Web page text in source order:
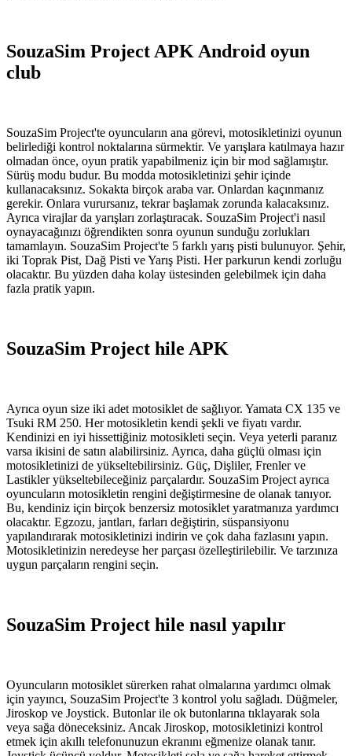
SouzaSim Project APK Android oyun
club
SouzaSim Project'te oyuncuların ana görevi, motosikletinizi oyunun
belirlediği kontrol noktalarına sürmektir. Ve yarışlara katılmaya hazır
olmadan önce, oyun pratik yapabilmeniz için bir mod sağlamıştır.
Sürüş modu budur. Bu modda motosikletinizi şehir içinde
kullanacaksınız. Sokakta birçok araba var. Onlardan kaçınmanız
gerekir. Onlara vurursanız, tekrar başlamak zorunda kalacaksınız.
Ayrıca virajlar da yarışları zorlaştıracak. SouzaSim Project'i nasıl
oynayacağınızı öğrendikten sonra oyunun sunduğu zorlukları
tamamlayın. SouzaSim Project'te 5 farklı yarış pisti bulunuyor. Şehir,
iki Toprak Pist, Dağ Pisti ve Yarış Pisti. Her parkurun kendi zorluğu
olacaktır. Bu yüzden daha kolay üstesinden gelebilmek için daha
fazla pratik yapın.
SouzaSim Project hile APK
Ayrıca oyun size iki adet motosiklet de sağlıyor. Yamata CX 135 ve
Tsuki RM 250. Her motosikletin kendi şekli ve fiyatı vardır.
Kendinizi en iyi hissettiğiniz motosikleti seçin. Veya yeterli paranız
varsa ikisini de satın alabilirsiniz. Ayrıca, daha güçlü olması için
motosikletinizi de yükseltebilirsiniz. Güç, Dişliler, Frenler ve
Lastikler yükseltebileceğiniz parçalardır. SouzaSim Project ayrıca
oyuncuların motosikletin rengini değiştirmesine de olanak tanıyor.
Bu, kendiniz için birçok benzersiz motosiklet yaratmanıza yardımcı
olacaktır. Egzozu, jantları, farları değiştirin, süspansiyonu
yapılandırarak motosikletinizi indirin ve çok daha fazlasını yapın.
Motosikletinizin neredeyse her parçası özelleştirilebilir. Ve tarzınıza
uygun parçaların rengini seçin.
SouzaSim Project hile nasıl yapılır
Oyuncuların motosiklet sürerken rahat olmalarına yardımcı olmak
için yayıncı, SouzaSim Project'te 3 kontrol yolu sağladı. Düğmeler,
Jiroskop ve Joystick. Butonlar ile ok butonlarına tıklayarak sola
veya sağa döneceksiniz. Ancak Jiroskop, motosikletinizi kontrol
etmek için akıllı telefonunuzun ekranını eğmenize olanak tanır.